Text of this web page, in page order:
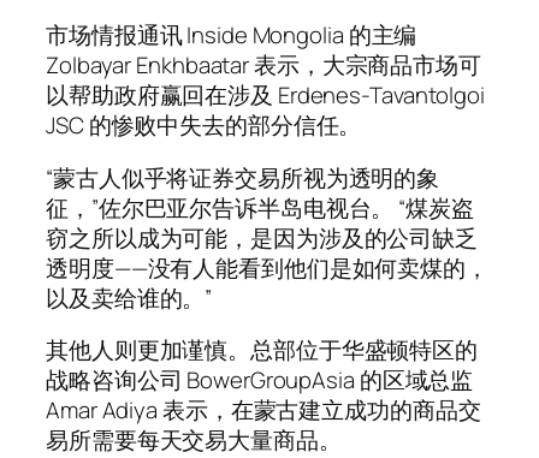
市场情报通讯 Inside Mongolia 的主编
Zolbayar Enkhbaatar 表示，大宗商品市场可
以帮助政府赢回在涉及 Erdenes-Tavantolgoi
JSC 的惨败中失去的部分信任。
“蒙古人似乎将证券交易所视为透明的象
征，”佐尔巴亚尔告诉半岛电视台。 “煤炭盗
窃之所以成为可能，是因为涉及的公司缺乏
透明度——没有人能看到他们是如何卖煤的，
以及卖给谁的。”
其他人则更加谨慎。总部位于华盛顿特区的
战略咨询公司 BowerGroupAsia 的区域总监
Amar Adiya 表示，在蒙古建立成功的商品交
易所需要每天交易大量商品。